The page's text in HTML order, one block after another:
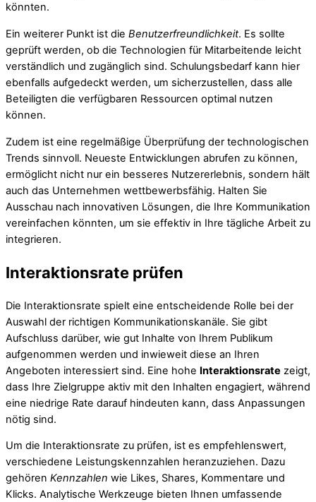
könnten.
Ein weiterer Punkt ist die Benutzerfreundlichkeit. Es sollte
geprüft werden, ob die Technologien für Mitarbeitende leicht
verständlich und zugänglich sind. Schulungsbedarf kann hier
ebenfalls aufgedeckt werden, um sicherzustellen, dass alle
Beteiligten die verfügbaren Ressourcen optimal nutzen
können.
Zudem ist eine regelmäßige Überprüfung der technologischen
Trends sinnvoll. Neueste Entwicklungen abrufen zu können,
ermöglicht nicht nur ein besseres Nutzererlebnis, sondern hält
auch das Unternehmen wettbewerbsfähig. Halten Sie
Ausschau nach innovativen Lösungen, die Ihre Kommunikation
vereinfachen könnten, um sie effektiv in Ihre tägliche Arbeit zu
integrieren.
Interaktionsrate prüfen
Die Interaktionsrate spielt eine entscheidende Rolle bei der
Auswahl der richtigen Kommunikationskanäle. Sie gibt
Aufschluss darüber, wie gut Inhalte von Ihrem Publikum
aufgenommen werden und inwieweit diese an Ihren
Angeboten interessiert sind. Eine hohe Interaktionsrate zeigt,
dass Ihre Zielgruppe aktiv mit den Inhalten engagiert, während
eine niedrige Rate darauf hindeuten kann, dass Anpassungen
nötig sind.
Um die Interaktionsrate zu prüfen, ist es empfehlenswert,
verschiedene Leistungskennzahlen heranzuziehen. Dazu
gehören Kennzahlen wie Likes, Shares, Kommentare und
Klicks. Analytische Werkzeuge bieten Ihnen umfassende